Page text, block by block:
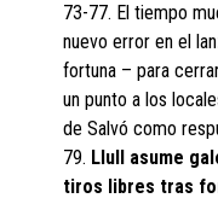
73-77. El tiempo
nuevo error en el
fortuna – para
un punto a los
de Salvó como
79. Llull asume
tiros libres tras